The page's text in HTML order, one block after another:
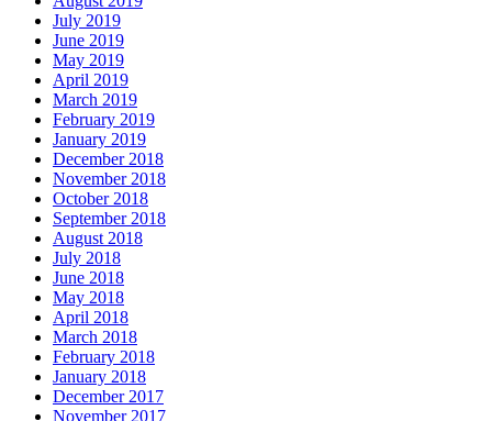
July 2019
June 2019
May 2019
April 2019
March 2019
February 2019
January 2019
December 2018
November 2018
October 2018
September 2018
August 2018
July 2018
June 2018
May 2018
April 2018
March 2018
February 2018
January 2018
December 2017
November 2017